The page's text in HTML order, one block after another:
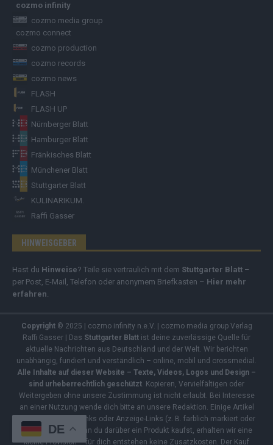
cozmo infinity
cozmo media group
cozmo connect
cozmo production
cozmo records
cozmo news
FLASH
FLASH UP
Nürnberger Blatt
Hamburger Blatt
Fränkisches Blatt
Münchener Blatt
Stuttgarter Blatt
KULINARIKUM.
Raffi Gasser
HINWEISGEBER
Hast du Hinweise? Teile sie vertraulich mit dem Stuttgarter Blatt –
per Post, E-Mail, Telefon oder anonymem Briefkasten – Hier mehr
erfahren.
Copyright© 2025 | cozmo infinity n.e.V. | cozmo media group Verlag
Raffi Gasser | Das Stuttgarter Blatt ist deine zuverlässige Quelle für
aktuelle Nachrichten aus Deutschland und der Welt. Wir berichten
unabhängig, fundiert und verständlich – online, mobil und crossmedial.
Alle Inhalte auf dieser Website – Texte, Videos, Logos und Design –
sind urheberrechtlich geschützt. Kopieren, Vervielfältigen oder
Weitergeben ohne unsere Zustimmung ist nicht erlaubt. Bei Interesse
an einer Nutzung wende dich bitte an unsere Redaktion. Einige Artikel
enthalten Affiliate-Links oder Anzeige-Links (z. B. farblich markiert oder
unterstrichen). Wenn du darüber ein Produkt kaufst, erhalten wir eine
kleine Provision – für dich entstehen keine Zusatzkosten. Der Kauf
DE